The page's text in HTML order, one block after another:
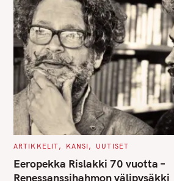
C
T
E
G
ARTIKKELIT KANSI UUTISET
Eeropekka Rislakki 70 vuotta –
Renessanssihahmon välipysäkki